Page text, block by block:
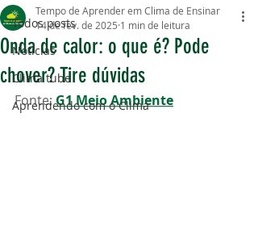
Todos posts
Notícias
Clima tube
Aprendendo com o Clima
Onda de calor: o que é? Pode
chover? Tire dúvidas
Tempo de Aprender em Clima de Ensinar
14 de fev. de 2025 1 min de leitura
Fonte: G1 Meio Ambiente